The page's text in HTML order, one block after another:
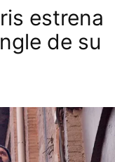
estrena
de su